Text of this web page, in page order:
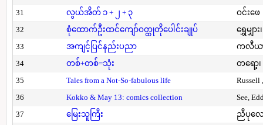
31 လွယ်အိတ် ၁ + ၂ + ၃
ဝင်းဖေ
32
စုံထောက်ဦးထင်ကျော်ဝတ္ထုတိုပေါင်းချုပ်
ရွှေမျှား
33
အကျင့်ပြင်နည်းပညာ
ကလီယာ
34
တစ်+တစ်=သုံး
တရော့၊
35
Tales from a Not-So-fabulous life
Russell
36
Kokko & May 13: comics collection
See,
37
မြေးသူကြီး ညီပုလေ